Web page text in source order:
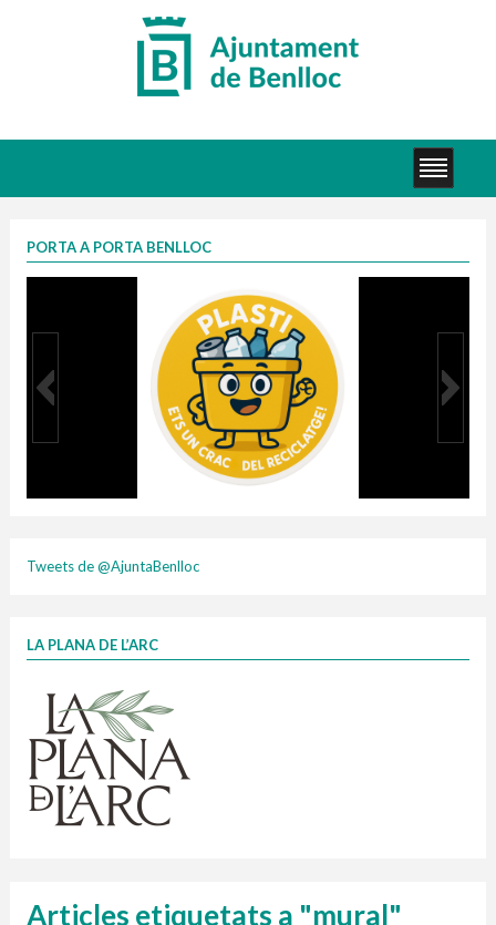
PORTA A PORTA BENLLOC
1 contenidors intel·ligents
Finançat per la Unió Europea – NextGenerationEU
Tweets de @AjuntaBenlloc
LA PLANA DE L’ARC
Articles etiquetats a "mural"